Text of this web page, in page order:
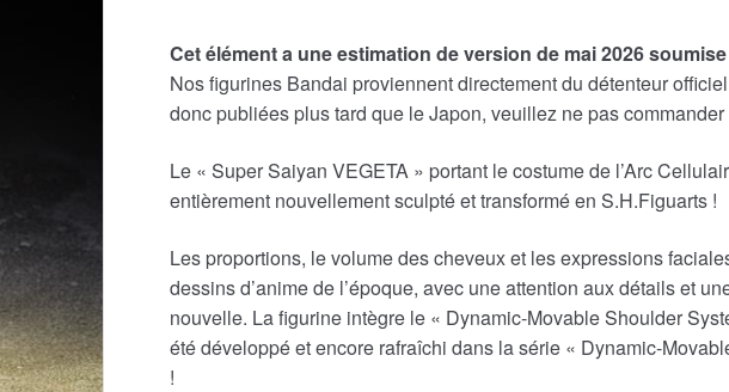
initial
était :
actuel
est :
Cet élément a une estimation de version de mai 2026
Nos figurines Bandai proviennent directement du détenteur
donc publiées plus tard que le Japon, veuillez ne pas
Le « Super Saiyan VEGETA » portant le costume de l’Arc
entièrement nouvellement sculpté et transformé en S.H.Figuarts !
Les proportions, le volume des cheveux et les expressions
dessins d’anime de l’époque, avec une attention aux détails et
nouvelle. La figurine intègre le « Dynamic-Movable Shoulder
été développé et encore rafraîchi dans la série « Dynamic-
!